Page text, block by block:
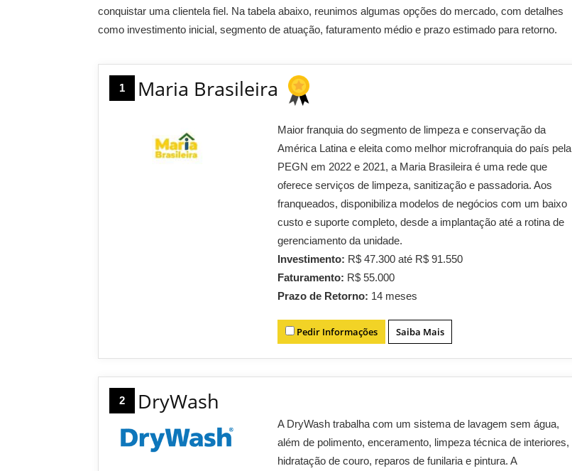
conquistar uma clientela fiel. Na tabela abaixo, reunimos algumas opções do mercado, com detalhes
como investimento inicial, segmento de atuação, faturamento médio e prazo estimado para retorno.
1 Maria Brasileira
Maior franquia do segmento de limpeza e conservação da
América Latina e eleita como melhor microfranquia do país pela
PEGN em 2022 e 2021, a Maria Brasileira é uma rede que
oferece serviços de limpeza, sanitização e passadoria. Aos
franqueados, disponibiliza modelos de negócios com um baixo
custo e suporte completo, desde a implantação até a rotina de
gerenciamento da unidade.
Investimento: R$ 47.300 até R$ 91.550
Faturamento: R$ 55.000
Prazo de Retorno: 14 meses
Pedir Informações Saiba Mais
2 DryWash
A DryWash trabalha com um sistema de lavagem sem água,
além de polimento, enceramento, limpeza técnica de interiores,
hidratação de couro, reparos de funilaria e pintura. A